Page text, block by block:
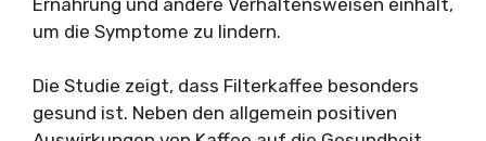
um die Symptome zu lindern.
Die Studie zeigt, dass Filterkaffee besonders
gesund ist. Neben den allgemein positiven